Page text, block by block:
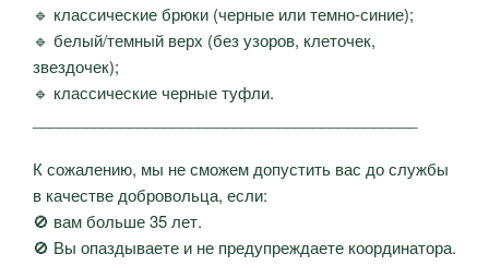
🔹 классические брюки (черные или темно-синие);
🔹 белый/темный верх (без узоров, клеточек,
звездочек);
🔹 классические черные туфли.
К сожалению, мы не сможем допустить вас до службы
в качестве добровольца, если:
🚫 вам больше 35 лет.
🚫 Вы опаздываете и не предупреждаете координатора.